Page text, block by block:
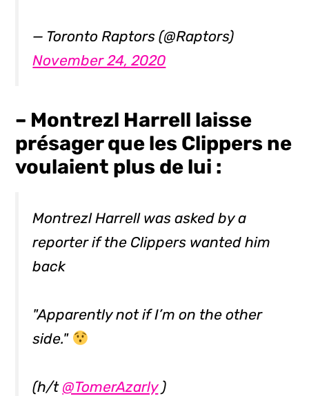
— Toronto Raptors (@Raptors)
November 24, 2020
– Montrezl Harrell laisse
présager que les Clippers ne
voulaient plus de lui :
Montrezl Harrell was asked by a
reporter if the Clippers wanted him
back
"Apparently not if I’m on the other
side."
(h/t @TomerAzarly)